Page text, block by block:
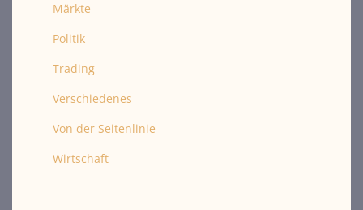
Märkte
Politik
Trading
Verschiedenes
Von der Seitenlinie
Wirtschaft